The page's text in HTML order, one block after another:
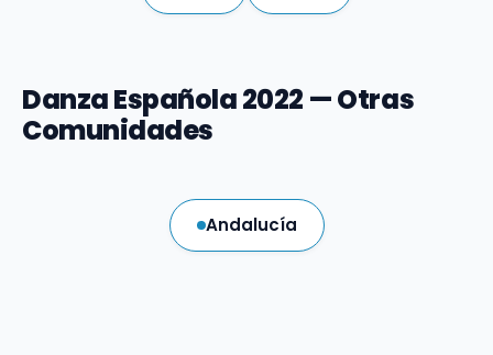
Danza Española 2022 — Otras
Comunidades
Andalucía